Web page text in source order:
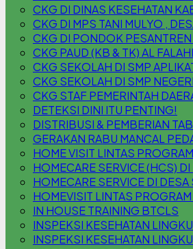
CKG DI DINAS KESEHATAN
CKG DI MPS TANI MULYO ,
CKG DI PONDOK PESANTREN
CKG PAUD (KB & TK) AL
CKG SEKOLAH DI SMP
CKG SEKOLAH DI SMP
CKG STAF PEMERINTAH
DETEKSI DINI ITU PENTING!
DISTRIBUSI & PEMBERIAN
GERAKAN RABU MANCAL
HOME VISIT LINTAS
HOMECARE SERVICE (HCS)
HOMECARE SERVICE DI
HOMEVISIT LINTAS
IN HOUSE TRAINING BTCLS
INSPEKSI KESEHATAN
INSPEKSI KESEHATAN